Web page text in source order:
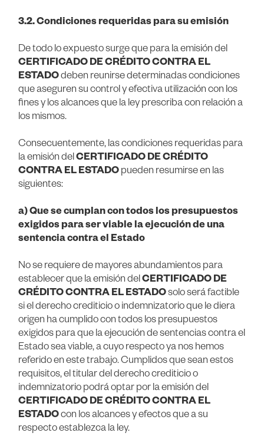
3.2. Condiciones requeridas para su emisión
De todo lo expuesto surge que para la emisión del
CERTIFICADO DE CRÉDITO CONTRA EL
ESTADOdeben reunirse determinadas condiciones
que aseguren su control y efectiva utilización con los
fines y los alcances que la ley prescriba con relación a
los mismos.
Consecuentemente, las condiciones requeridas para
la emisión delCERTIFICADO DE CRÉDITO
CONTRA EL ESTADOpueden resumirse en las
siguientes:
a) Que se cumplan con todos los presupuestos
exigidos para ser viable la ejecución de una
sentencia contra el Estado
No se requiere de mayores abundamientos para
establecer que la emisión delCERTIFICADO DE
CRÉDITO CONTRA EL ESTADOsolo será factible
si el derecho crediticio o indemnizatorio que le diera
origen ha cumplido con todos los presupuestos
exigidos para que la ejecución de sentencias contra el
Estado sea viable, a cuyo respecto ya nos hemos
referido en este trabajo. Cumplidos que sean estos
requisitos, el titular del derecho crediticio o
indemnizatorio podrá optar por la emisión del
CERTIFICADO DE CRÉDITO CONTRA EL
ESTADOcon los alcances y efectos que a su
respecto establezca la ley.